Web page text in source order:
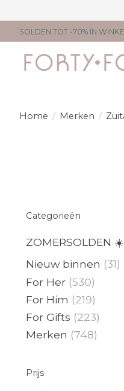
SOLDEN TOT -70% IN
Home / Merken /
Categorieën
ZOMERSOLDEN ☀️
Nieuw binnen (31)
For Her (530)
For Him (219)
For Gifts (223)
Merken (748)
Prijs